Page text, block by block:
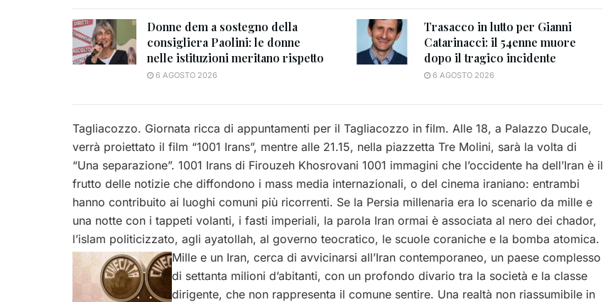
Donne dem a sostegno della
consigliera Paolini: le donne
nelle istituzioni meritano rispetto
6 AGOSTO 2026
Trasacco in lutto per Gianni
Catarinacci: il 54enne muore
dopo il tragico incidente
6 AGOSTO 2026
Tagliacozzo. Giornata ricca di appuntamenti per il Tagliacozzo in film. Alle 18, a Palazzo Ducale,
verrà proiettato il film “1001 Irans”, mentre alle 21.15, nella piazzetta Tre Molini, sarà la volta di
“Una separazione”. 1001 Irans di Firouzeh Khosrovani 1001 immagini che l’occidente ha dell’Iran è il
frutto delle notizie che diffondono i mass media internazionali, o del cinema iraniano: entrambi
hanno contribuito ai luoghi comuni più ricorrenti. Se la Persia millenaria era lo scenario da mille e
una notte con i tappeti volanti, i fasti imperiali, la parola Iran ormai è associata al nero dei chador,
l’islam politicizzato, agli ayatollah, al governo teocratico, le scuole coraniche e la bomba atomica.
Mille e un Iran, cerca di avvicinarsi all’Iran contemporaneo, un paese complesso
di settanta milioni d’abitanti, con un profondo divario tra la società e la classe
dirigente, che non rappresenta il comune sentire. Una realtà non riassumibile in